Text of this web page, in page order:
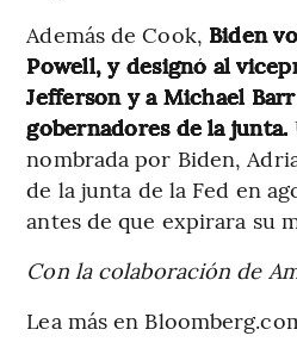
Además de Cook, Biden
Powell, y designó al
Jefferson y a Michael
gobernadores de la junta.
nombrada por Biden,
de la junta de la Fed en
antes de que expirara su
Con la colaboración de
Lea más en